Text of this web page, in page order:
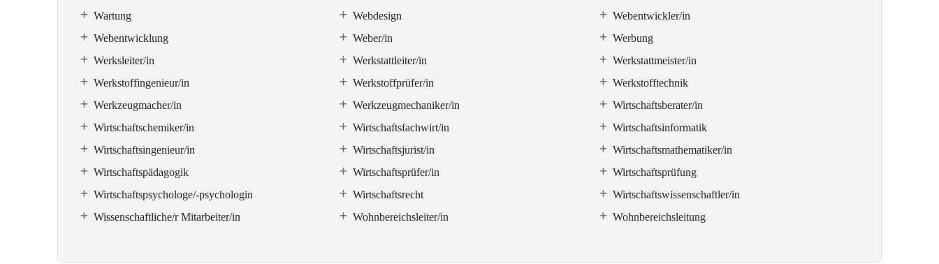
Wartung
Webdesign
Webentwickler/in
Webentwicklung
Weber/in
Werbung
Werksleiter/in
Werkstattleiter/in
Werkstattmeister/in
Werkstoffingenieur/in
Werkstoffprüfer/in
Werkstofftechnik
Werkzeugmacher/in
Werkzeugmechaniker/in
Wirtschaftsberater/in
Wirtschaftschemiker/in
Wirtschaftsfachwirt/in
Wirtschaftsinformatik
Wirtschaftsingenieur/in
Wirtschaftsjurist/in
Wirtschaftsmathematiker/in
Wirtschaftspädagogik
Wirtschaftsprüfer/in
Wirtschaftsprüfung
Wirtschaftspsychologe/-psychologin
Wirtschaftsrecht
Wirtschaftswissenschaftler/in
Wissenschaftliche/r Mitarbeiter/in
Wohnbereichsleiter/in Wohnbereichsleitung